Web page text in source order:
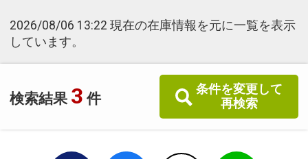
検索結果 3 件
条件を変更して
再検索
2026/08/06 13:22 現在の在庫情報を元に一覧を表示
しています。